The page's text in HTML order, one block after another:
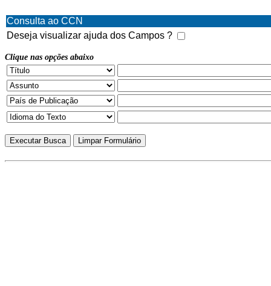
Consulta ao CCN
Deseja visualizar ajuda dos Campos ?
Clique nas opções abaixo